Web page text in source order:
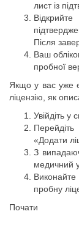
лист із
Після
Ваш
пробної
Якщо у вас уже
ліцензію, як
Увійдіть у
«Додати
З
медичний
Виконайте
пробну
Почати